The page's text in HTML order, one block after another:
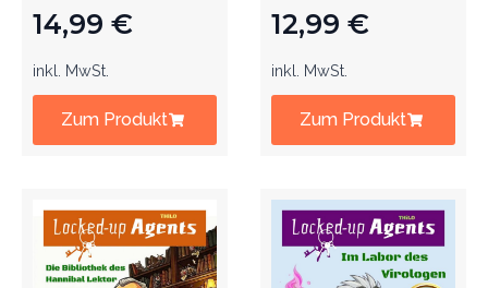
14,99 €
inkl. MwSt.
Zum Produkt
12,99 €
inkl. MwSt.
Zum Produkt